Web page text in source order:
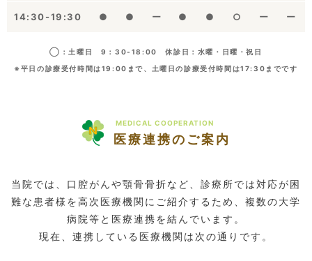
14:30-19:30 ● ● ー ● ● ○ ー ー
◯：土曜日 9：30-18:00 休診日：水曜・日曜・祝日
※平日の診療受付時間は19:00まで、土曜日の診療受付時間は17:30までです
MEDICAL COOPERATION
医療連携のご案内
当院では、口腔がんや顎骨骨折など、診療所では対応が困
難な患者様を高次医療機関にご紹介するため、複数の大学
病院等と医療連携を結んでいます。
現在、連携している医療機関は次の通りです。